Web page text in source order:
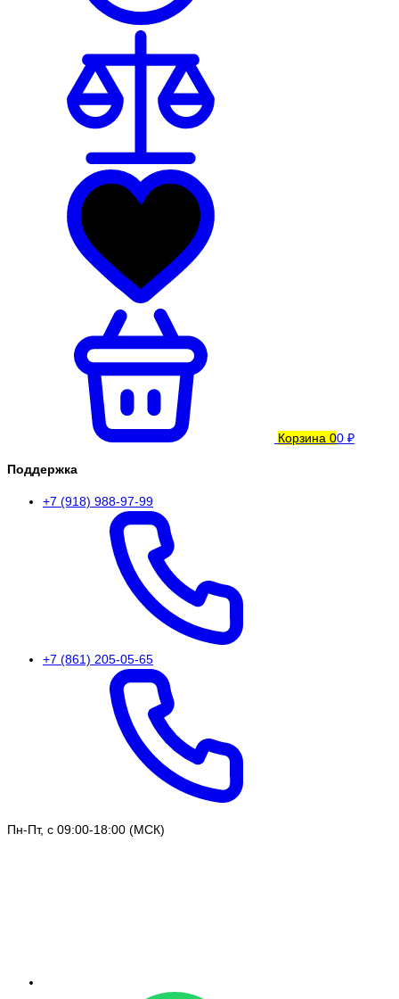
Корзина 00 ₽
Поддержка
+7 (918) 988-97-99
+7 (861) 205-05-65
Пн-Пт, с 09:00-18:00 (МСК)